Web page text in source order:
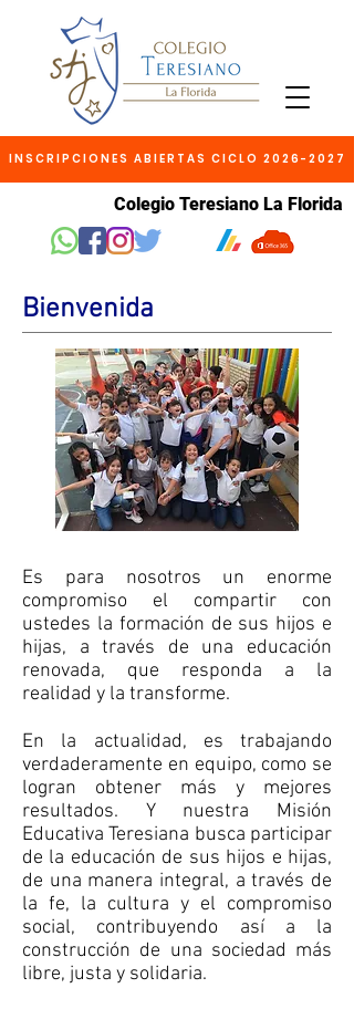
INSCRIPCIONES ABIERTAS CICLO 2026-2027
Colegio Teresiano La Florida
Bienvenida
Es para nosotros un enorme
compromiso el compartir con
ustedes la formación de sus hijos e
hijas, a través de una educación
renovada, que responda a la
realidad y la transforme.
En la actualidad, es trabajando
verdaderamente en equipo, como se
logran obtener más y mejores
resultados. Y nuestra Misión
Educativa Teresiana busca participar
de la educación de sus hijos e hijas,
de una manera integral, a través de
la fe, la cultura y el compromiso
social, contribuyendo así a la
construcción de una sociedad más
libre, justa y solidaria.